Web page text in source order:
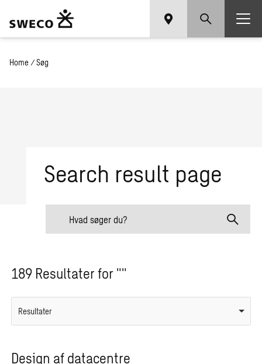
Home / Søg
Search result page
189 Resultater for ""
Resultater
Design af datacentre